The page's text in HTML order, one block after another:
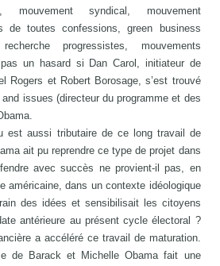
mouvement syndical, mouvement
de toutes confessions, green business
progressistes, mouvements
un hasard si Dan Carol, initiateur de
Rogers et Robert Borosage, s’est trouvé
issues (directeur du programme et des
est aussi tributaire de ce long travail de
ait pu reprendre ce type de projet dans
avec succès ne provient-il pas, en
américaine, dans un contexte idéologique
des idées et sensibilisait les citoyens
antérieure au présent cycle électoral ?
a accéléré ce travail de maturation.
de Barack et Michelle Obama fait une